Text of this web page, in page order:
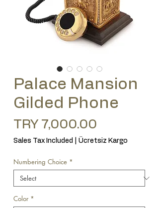
Palace Mansion
Gilded Phone
TRY 7,000.00
Sales Tax Included Ücretsiz Kargo
Numbering Choice *
Color *